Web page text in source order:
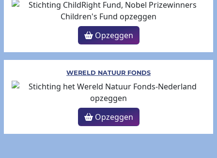
Opzeggen
WERELD NATUUR FONDS
Opzeggen